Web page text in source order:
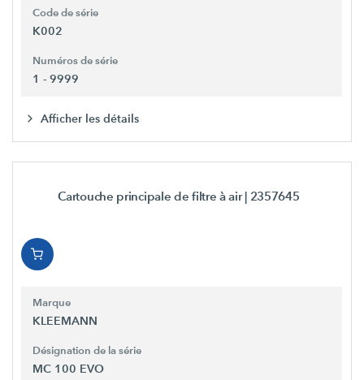
Code de série
K002
Numéros de série
1 - 9999
Afficher les détails
Cartouche principale de filtre à air| 2357645
Marque
KLEEMANN
Désignation de la série
MC 100 EVO